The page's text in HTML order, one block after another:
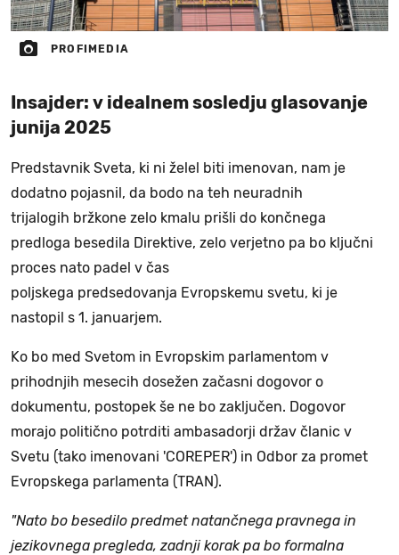
PROFIMEDIA
Insajder: v idealnem sosledju glasovanje
junija 2025
Predstavnik Sveta, ki ni želel biti imenovan, nam je
dodatno pojasnil, da bodo na teh neuradnih
trijalogih bržkone zelo kmalu prišli do končnega
predloga besedila Direktive, zelo verjetno pa bo ključni
proces nato padel v čas
poljskega predsedovanja Evropskemu svetu, ki je
nastopil s 1. januarjem.
Ko bo med Svetom in Evropskim parlamentom v
prihodnjih mesecih dosežen začasni dogovor o
dokumentu, postopek še ne bo zaključen. Dogovor
morajo politično potrditi ambasadorji držav članic v
Svetu (tako imenovani 'COREPER') in Odbor za promet
Evropskega parlamenta (TRAN).
"Nato bo besedilo predmet natančnega pravnega in
jezikovnega pregleda, zadnji korak pa bo formalna